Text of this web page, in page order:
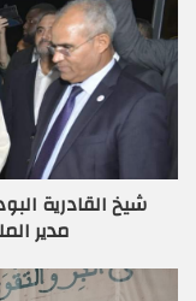
ك
ا
ل
ي
شيخ القادرية
مدير